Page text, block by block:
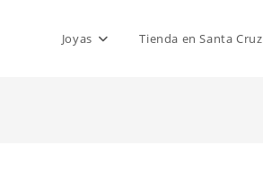
Joyas Tienda en Santa Cruz